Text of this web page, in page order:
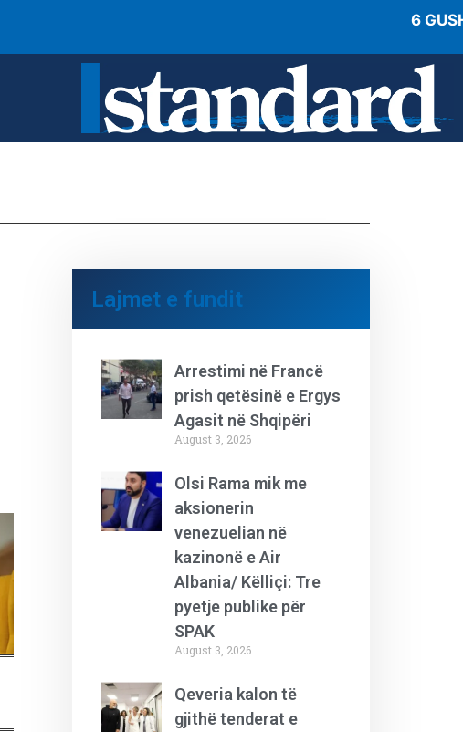
6
Lajmet e fundit
Arrestimi në Francë
prish qetësinë e Ergys
Agasit në Shqipëri
August 3, 2026
Olsi Rama mik me
aksionerin
venezuelian në
kazinonë e Air
Albania/ Këlliçi: Tre
pyetje publike për
SPAK
August 3, 2026
Qeveria kalon të
gjithë tenderat e